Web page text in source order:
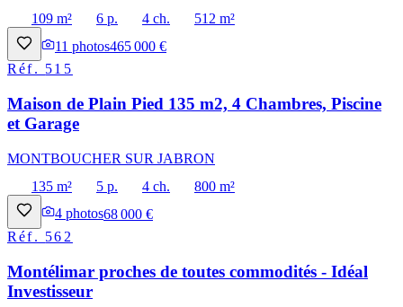
109 m²
6 p. 4 ch.
512 m²
11 photos465 000 €
Réf. 515
Maison de Plain Pied 135 m2, 4 Chambres, Piscine
et Garage
MONTBOUCHER SUR JABRON
135 m²
5 p. 4 ch.
800 m²
4 photos68 000 €
Réf. 562
Montélimar proches de toutes commodités - Idéal
Investisseur